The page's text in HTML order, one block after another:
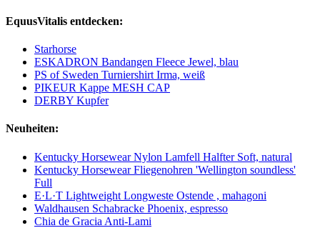
EquusVitalis entdecken:
Starhorse
ESKADRON Bandangen Fleece Jewel, blau
PS of Sweden Turniershirt Irma, weiß
PIKEUR Kappe MESH CAP
DERBY Kupfer
Neuheiten:
Kentucky Horsewear Nylon Lamfell Halfter Soft, natural
Kentucky Horsewear Fliegenohren 'Wellington soundless'
Full
E·L·T Lightweight Longweste Ostende , mahagoni
Waldhausen Schabracke Phoenix, espresso
Chia de Gracia Anti-Lami